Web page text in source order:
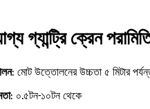
গ্যান্ট্রি ক্রেন
: মোট উত্তোলনের উচ্চতা ৫ মিটার
: ০.৫টন-১০টন থেকে